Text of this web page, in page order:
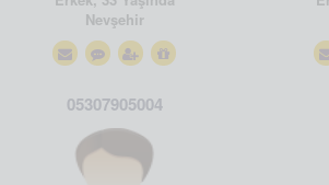
Nevşehir
05307905004